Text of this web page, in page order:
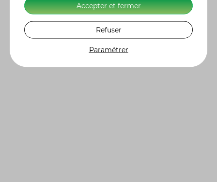
Accepter et fermer
Refuser
Paramétrer